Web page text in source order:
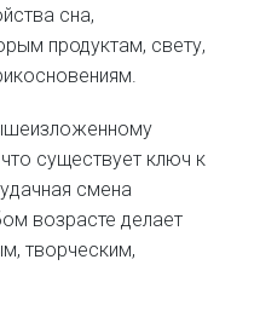
сна,
продуктам, свету,
существует ключ к
смена
возрасте делает
творческим,